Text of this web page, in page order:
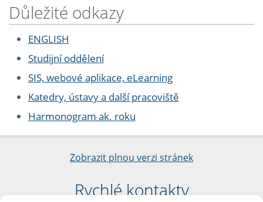
Důležité odkazy
ENGLISH
Studijní oddělení
SIS, webové aplikace, eLearning
Katedry, ústavy a další pracoviště
Harmonogram ak. roku
Zobrazit plnou verzi stránek
Rychlé kontakty